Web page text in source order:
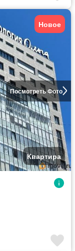
Посмотреть Фото
Новое
Квартира